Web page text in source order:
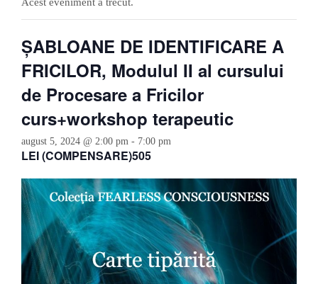
Acest eveniment a trecut.
ȘABLOANE DE IDENTIFICARE A
FRICILOR, Modulul II al cursului
de Procesare a Fricilor
curs+workshop terapeutic
august 5, 2024 @ 2:00 pm - 7:00 pm
LEI (COMPENSARE)505